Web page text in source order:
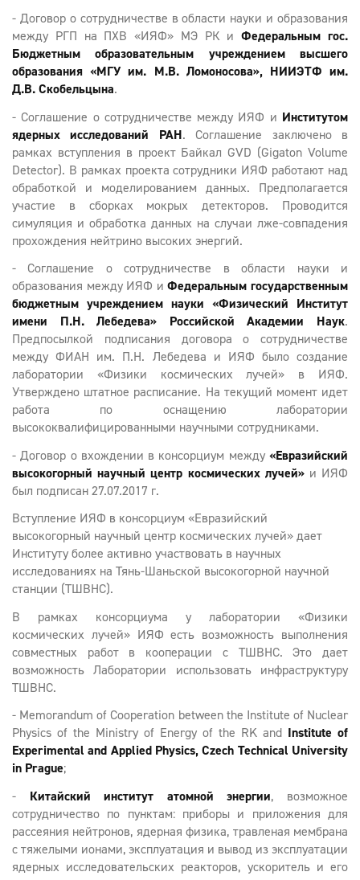
- Договор о сотрудничестве в области науки и образования
между РГП на ПХВ «ИЯФ» МЭ РК иФедеральным гос.
Бюджетным образовательным учреждением высшего
образования «МГУ им. М.В. Ломоносова», НИИЭТФ им.
Д.В. Скобельцына.
- Соглашение о сотрудничестве между ИЯФ и Институтом
ядерных исследований РАН. Соглашение заключено в
рамках вступления в проект Байкал GVD (Gigaton Volume
Detector). В рамках проекта сотрудники ИЯФ работают над
обработкой и моделированием данных. Предполагается
участие в сборках мокрых детекторов. Проводится
симуляция и обработка данных на случаи лже-совпадения
прохождения нейтрино высоких энергий.
-
Соглашение о сотрудничестве в области науки и
образования между ИЯФ иФедеральным государственным
бюджетным учреждением науки «Физический Институт
имени П.Н. Лебедева» Российской Академии Наук.
Предпосылкой подписания договора о сотрудничестве
между ФИАН им. П.Н. Лебедева и ИЯФ было создание
лаборатории «Физики космических лучей» в ИЯФ.
Утверждено штатное расписание. На текущий момент идет
работа по оснащению лаборатории
высококвалифицированными научными сотрудниками.
- Договор о вхождении в консорциум между «Евразийский
высокогорный научный центр космических лучей»и ИЯФ
был подписан 27.07.2017 г.
Вступление ИЯФ в консорциум «Евразийский
высокогорный научный центр космических лучей» дает
Институту более активно участвовать в научных
исследованиях на Тянь-Шаньской высокогорной научной
станции (ТШВНС).
В рамках консорциума у лаборатории «Физики
космических лучей» ИЯФ есть возможность выполнения
совместных работ в кооперации с ТШВНС. Это дает
возможность Лаборатории использовать инфраструктуру
ТШВНС.
- Memorandum of Cooperation between the Institute of Nuclear
Physics of the Ministry of Energy of the RK and Institute of
Experimental and Applied Physics, Czech Technical University
in Prague;
- Китайский институт атомной энергии, возможное
сотрудничество по пунктам: приборы и приложения для
рассеяния нейтронов, ядерная физика, травленая мембрана
с тяжелыми ионами, эксплуатация и вывод из эксплуатации
ядерных исследовательских реакторов, ускоритель и его